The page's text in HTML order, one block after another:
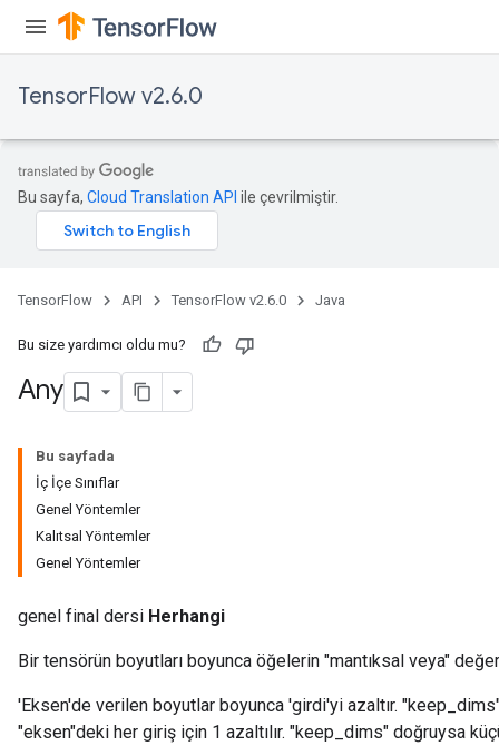
TensorFlow v2.6.0
Bu sayfa, Cloud Translation API ile çevrilmiştir.
TensorFlow API TensorFlow v2.6.0 Java
Bu size yardımcı oldu mu?
Any
Bu sayfada
İç İçe Sınıflar
Genel Yöntemler
Kalıtsal Yöntemler
Genel Yöntemler
genel final dersi Herhangi
Bir tensörün boyutları boyunca öğelerin "mantıksal veya"
'Eksen'de verilen boyutlar boyunca 'girdi'yi azaltır.
"eksen"deki her giriş için 1 azaltılır. "keep_dims" doğruysa